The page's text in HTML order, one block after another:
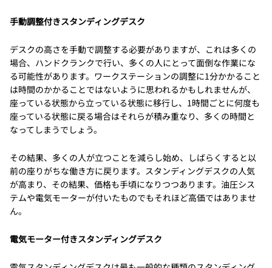
手動調整付きスタンディングデスク
デスクの高さを手動で調整する必要がありますが、これは多くの
場合、ハンドクランクで行い、多くの人にとって面倒な作業にな
る可能性があります。ワークステーションの調整に1分かかること
は時間のかかることではないように思われるかもしれませんが、
座っている状態から立っている状態に移行し、1時間ごとに何度も
座っている状態に戻る場合はそれらが積み重なり、多くの時間と
なってしまうでしょう。
その結果、多くの人が立つことを減らし始め、しばらくすると以
前の座りがちな働き方に戻ります。スタンディングデスクの人気
が高まり、その結果、価格も手頃になりつつあります。油圧シス
テムや電気モーターが付いたものでもそれほど高価ではありませ
ん。
電気モーター付きスタンディングデスク